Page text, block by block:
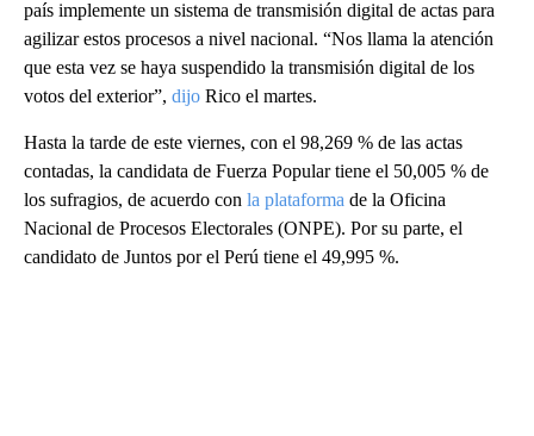
país implemente un sistema de transmisión digital de actas para
agilizar estos procesos a nivel nacional. “Nos llama la atención
que esta vez se haya suspendido la transmisión digital de los
votos del exterior”, dijo Rico el martes.
Hasta la tarde de este viernes, con el 98,269 % de las actas
contadas, la candidata de Fuerza Popular tiene el 50,005 % de
los sufragios, de acuerdo con la plataforma de la Oficina
Nacional de Procesos Electorales (ONPE). Por su parte, el
candidato de Juntos por el Perú tiene el 49,995 %.